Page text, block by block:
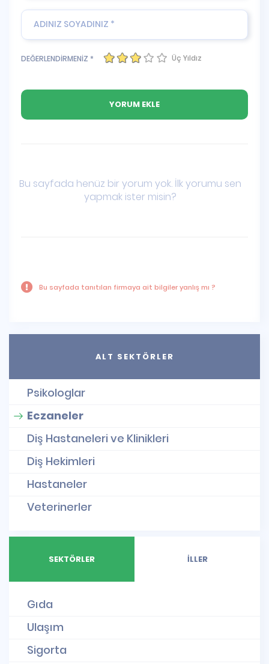
DEĞERLENDİRMENİZ * Üç Yıldız
Bu sayfada henüz bir yorum yok. İlk yorumu sen
yapmak ister misin?
Bu sayfada tanıtılan firmaya ait bilgiler yanlış mı ?
ALT SEKTÖRLER
Psikologlar
Eczaneler
Diş Hastaneleri ve Klinikleri
Diş Hekimleri
Hastaneler
Veterinerler
SEKTÖRLER İLLER
Gıda
Ulaşım
Sigorta